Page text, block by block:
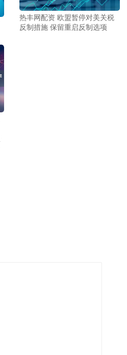
热丰网配资 欧盟暂停对美关税
反制措施 保留重启反制选项